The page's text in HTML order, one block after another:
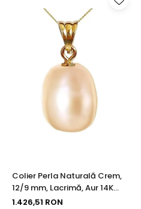
Colier Perla Naturală Crem,
12/9 mm, Lacrimă, Aur 14K
(aur 585) | KASKADDA®
1.426,51 RON